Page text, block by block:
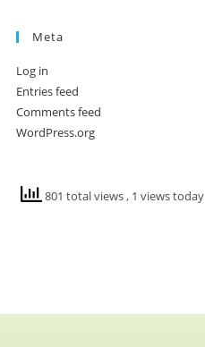
Meta
Log in
Entries feed
Comments feed
WordPress.org
801 total views, 1 views today